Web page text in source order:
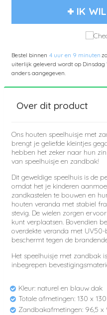
IK
Bestel binnen 4 uur en 9 minuten
uiterlijk geleverd wordt op Dinsdag
anders aangegeven.
Over dit product
Ons houten speelhuisje met
brengt je geliefde kleintjes
hebben het zeker naar hun
van speelhuisje en zandbak!
Dit geweldige speelhuis is de
omdat het je kinderen
zandkastelen te bouwen en
houten veranda met stabiel
stevig. De wielen zorgen
kunt verplaatsen. Bovendien
overdekte veranda met
beschermt tegen de
Het speelhuisje met zandbak
inbegrepen
Kleur: naturel en blauw dak
Totale afmetingen: 130 x
Zandbakafmetingen: 96,5 x